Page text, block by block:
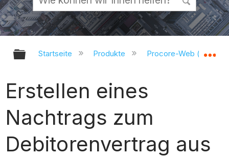
Globale Hierarchie auf- und
Startseite Produkte Procore-Web
Erstellen eines
Nachtrags zum
Debitorenvertrag aus